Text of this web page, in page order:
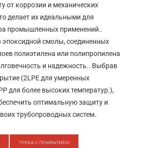
от коррозии и механических
делает их идеальными для
промышленных применений..
эпоксидной смолы, соединенных
полиэтилена или полипропилена
и надежность.. Выбрав
(2LPE для умеренных
для более высоких температур.),
оптимальную защиту и
трубопроводных систем.
ТРУБА С ПОКРЫТИЕМ